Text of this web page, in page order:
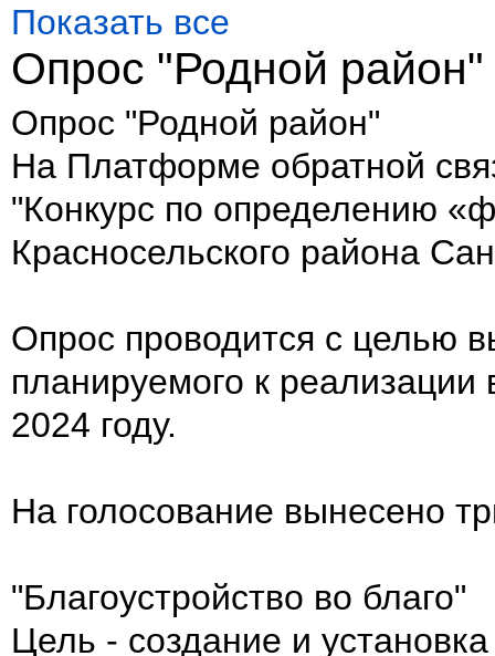
Показать все
Опрос "Родной район"
Опрос "Родной район"
На Платформе обратной
"Конкурс по определению
Красносельского района
Опрос проводится с целью
планируемого к
2024 году.
На голосование вынесено
"Благоустройство во благо"
Цель - создание и